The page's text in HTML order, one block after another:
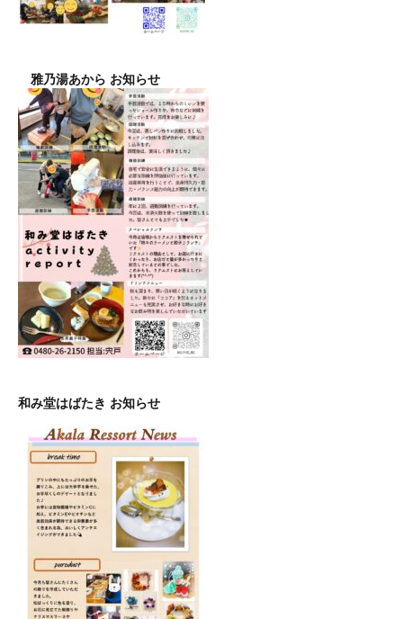
雅乃湯あから お知らせ
和み堂はばたき お知らせ